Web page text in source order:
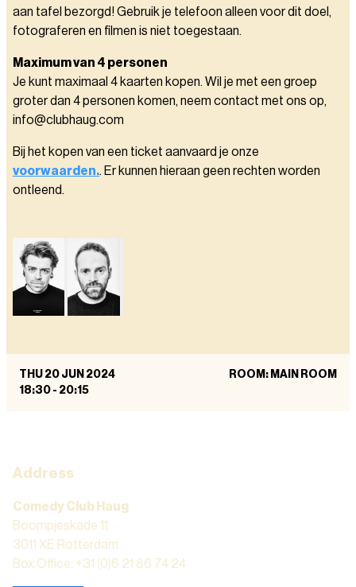
aan tafel bezorgd! Gebruik je telefoon alleen voor dit doel,
fotograferen en filmen is niet toegestaan.
Maximum van 4 personen
Je kunt maximaal 4 kaarten kopen. Wil je met een groep
groter dan 4 personen komen, neem contact met ons op,
info@clubhaug.com
Bij het kopen van een ticket aanvaard je onze
voorwaarden.. Er kunnen hieraan geen rechten worden
ontleend.
THU 20 JUN 2024
18:30 - 20:15
ROOM: MAIN ROOM
Address
Comedy Club Haug
Boompjeskade 11
3011 XE Rotterdam
Box Office: +31 (0)6 21 86 74 24